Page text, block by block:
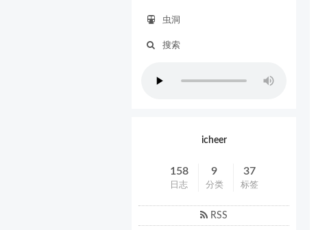
虫洞
搜索
icheer
158
日志
9
分类
37
标签
RSS